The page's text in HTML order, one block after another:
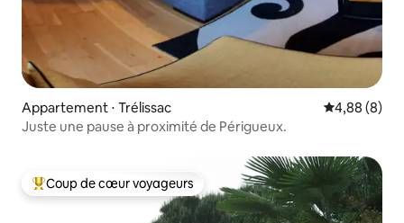
Appartement ⋅ Trélissac Évaluation
4,88 (8)
Juste une pause à proximité de Périgueux.
Coups de cœur voyageurs les plus appréciés
Coup de cœur voyageurs